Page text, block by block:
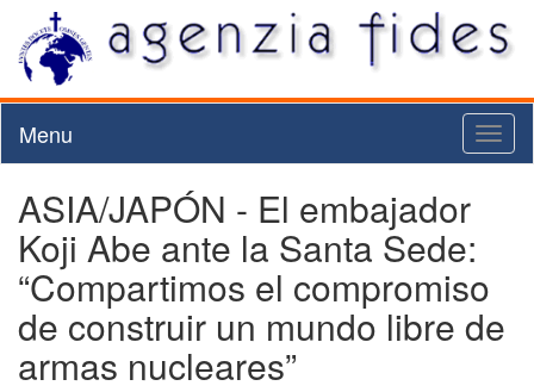
Menu
ASIA/JAPÓN - El embajador
Koji Abe ante la Santa Sede:
“Compartimos el compromiso
de construir un mundo libre de
armas nucleares”